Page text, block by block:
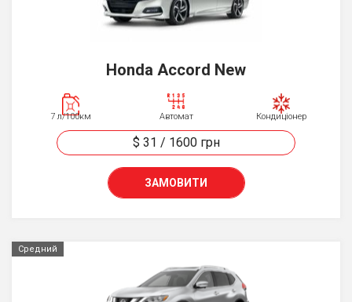
Honda Accord New
7 л/100км Автомат Кондиціонер
$ 31 / 1600 грн
ЗАМОВИТИ
Средний